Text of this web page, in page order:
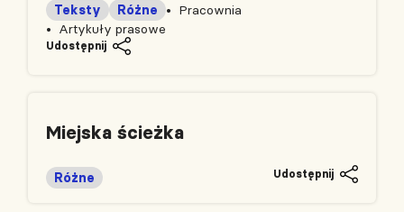
Pracownia
Teksty
Różne
Artykuły prasowe
Udostępnij
Miejska ścieżka
Różne Udostępnij